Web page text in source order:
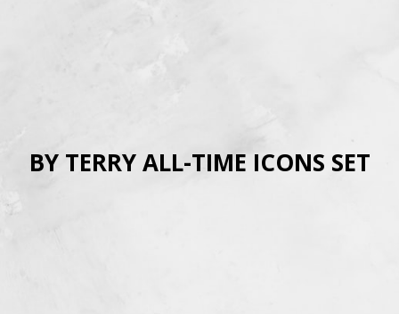
BY TERRY ALL-TIME ICONS SET